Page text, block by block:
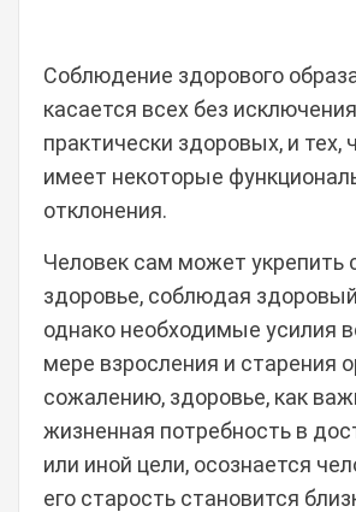
Соблюдение здорового
касается всех без
практически здоровых, и тех,
имеет некоторые
отклонения.
Человек сам может укрепить
здоровье, соблюдая
однако необходимые усилия
мере взросления и старения
сожалению, здоровье, как
жизненная потребность в
или иной цели, осознается
его старость становится